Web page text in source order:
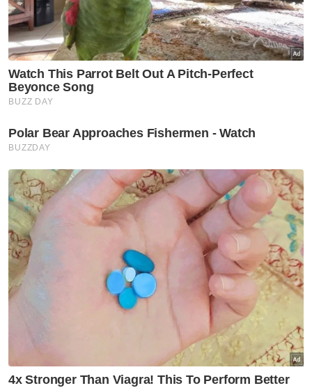
"Saya musykil sekiranya angka-angka ini
adalah cara yang paling berkesan untuk
pentingnya nilai kepelbagaian budaya.
"Ini kerana saya percaya kita dapat
merasakan manfaat kepelbagaian budaya
dalam masyarakat bukan melalui angka dan
statistik semata-mata, malahan melalui kisah-
kisah sebenar, pengalaman dan perkongsian
mengenai pertemuan sesama insan,"